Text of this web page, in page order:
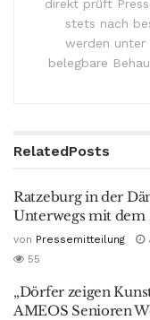
direkt prüft
stets nach
werden unter
belegbare
RelatedPosts
Ratzeburg in der
Unterwegs mit dem
von Pressemitteilung
55
„Dörfer zeigen
AMEOS Senioren